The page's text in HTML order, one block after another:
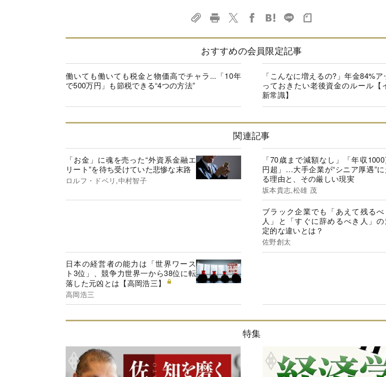
おすすめの会員限定記事
働いても働いても税金と物価高でチャラ...「10年
で500万円」も節税できる“4つの方法”
「こんなに増えるの?」年金84%
っておきたい老後資金のルール【
新常識】
関連記事
「お金」に魂を売った“外資系金融エ
リート”を待ち受けていた悲惨な末路
ロルフ・ドベリ,中村智子
「70歳まで減額なし」「年収
円超」…大手企業が“シニア厚遇”
る理由と、その厳しい現実
坂本貴志,松雄 茂
ブラック企業でも「あえて残るべ
人」と「すぐに辞めるべき人」
定的な違いとは？
佐野創太
日本の経営者の能力は「世界ワース
ト3位」、競争力世界一から38位に転
落した元凶とは【高岡浩三】
高岡浩三
特集